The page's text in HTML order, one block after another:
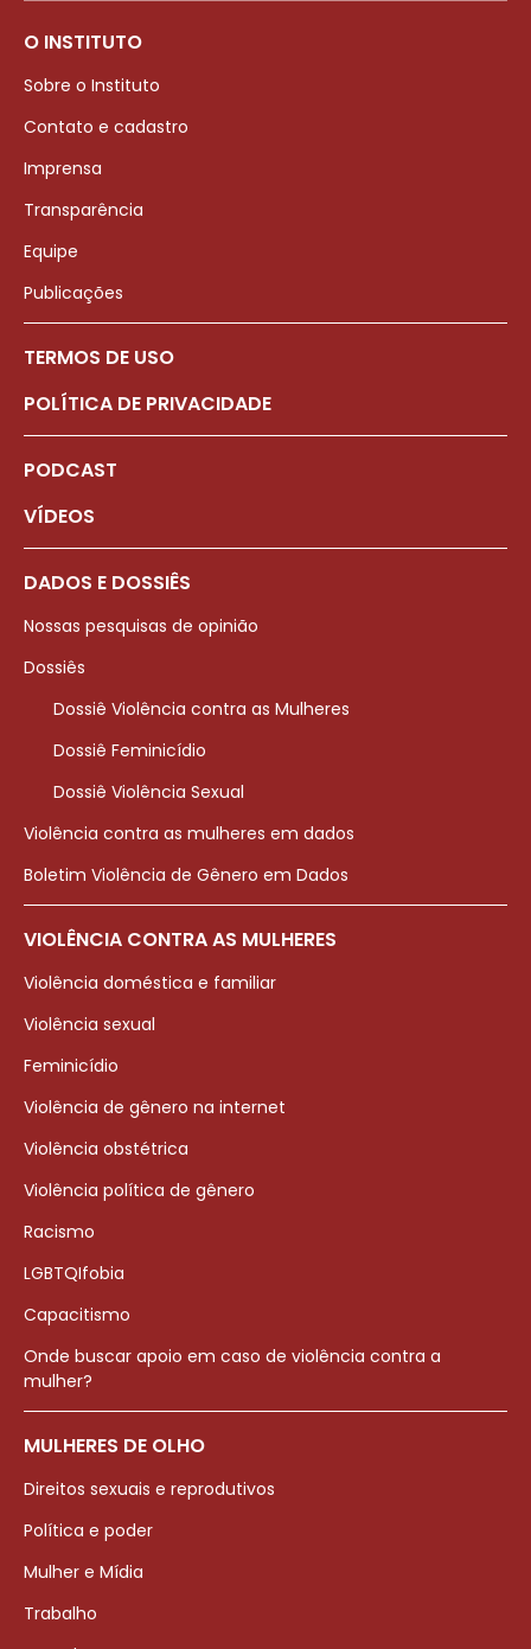
O INSTITUTO
Sobre o Instituto
Contato e cadastro
Imprensa
Transparência
Equipe
Publicações
TERMOS DE USO
POLÍTICA DE PRIVACIDADE
PODCAST
VÍDEOS
DADOS E DOSSIÊS
Nossas pesquisas de opinião
Dossiês
Dossiê Violência contra as Mulheres
Dossiê Feminicídio
Dossiê Violência Sexual
Violência contra as mulheres em dados
Boletim Violência de Gênero em Dados
VIOLÊNCIA CONTRA AS MULHERES
Violência doméstica e familiar
Violência sexual
Feminicídio
Violência de gênero na internet
Violência obstétrica
Violência política de gênero
Racismo
LGBTQIfobia
Capacitismo
Onde buscar apoio em caso de violência contra a
mulher?
MULHERES DE OLHO
Direitos sexuais e reprodutivos
Política e poder
Mulher e Mídia
Trabalho